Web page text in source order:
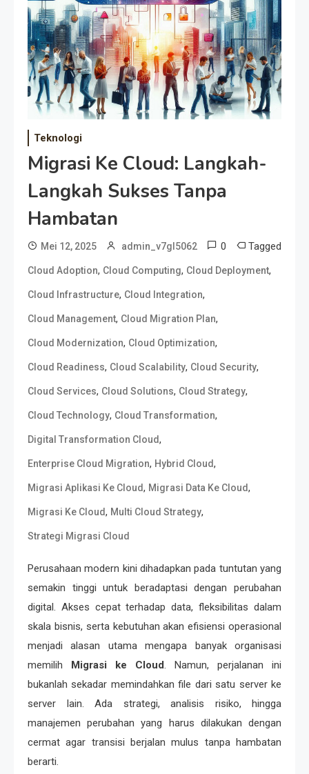
Teknologi
Migrasi Ke Cloud: Langkah-
Langkah Sukses Tanpa
Hambatan
Mei 12, 2025 admin_v7gl5062 0 Tagged
Cloud Adoption, Cloud Computing, Cloud Deployment,
Cloud Infrastructure, Cloud Integration,
Cloud Management, Cloud Migration Plan,
Cloud Modernization, Cloud Optimization,
Cloud Readiness, Cloud Scalability, Cloud Security,
Cloud Services, Cloud Solutions, Cloud Strategy,
Cloud Technology, Cloud Transformation,
Digital Transformation Cloud,
Enterprise Cloud Migration, Hybrid Cloud,
Migrasi Aplikasi Ke Cloud, Migrasi Data Ke Cloud,
Migrasi Ke Cloud, Multi Cloud Strategy,
Strategi Migrasi Cloud
Perusahaan modern kini dihadapkan pada tuntutan yang
semakin tinggi untuk beradaptasi dengan perubahan
digital. Akses cepat terhadap data, fleksibilitas dalam
skala bisnis, serta kebutuhan akan efisiensi operasional
menjadi alasan utama mengapa banyak organisasi
memilih Migrasi ke Cloud. Namun, perjalanan ini
bukanlah sekadar memindahkan file dari satu server ke
server lain. Ada strategi, analisis risiko, hingga
manajemen perubahan yang harus dilakukan dengan
cermat agar transisi berjalan mulus tanpa hambatan
berarti.